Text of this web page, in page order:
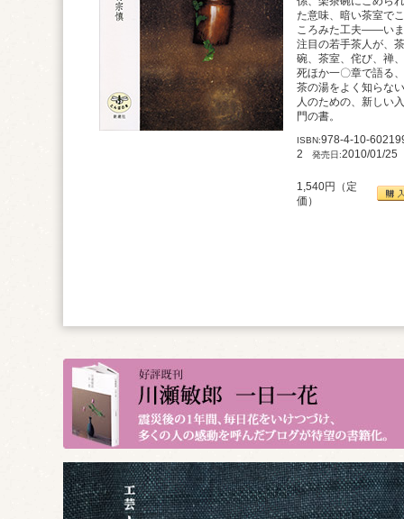
た意味、暗い茶室でこ
ころみた工夫――いま
注目の若手茶人が、茶
碗、茶室、侘び、禅、
死ほか一〇章で語る、
茶の湯をよく知らない
人のための、新しい入
門の書。
ISBN:978-4-10-
2 発売日:2010/01/25
1,540円（定
価）